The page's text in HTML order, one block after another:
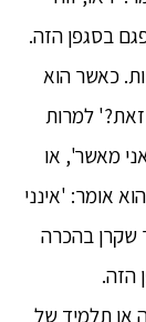
בסגפן הזה.
כאשר הוא
למרות
מאשר', או
אומר: 'אינני
שקרן בהכרה
או תלמיד של